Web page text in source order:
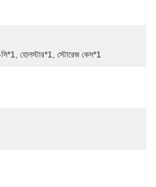
সি*1, হোলস্টার*1, স্টোরেজ কেস*1